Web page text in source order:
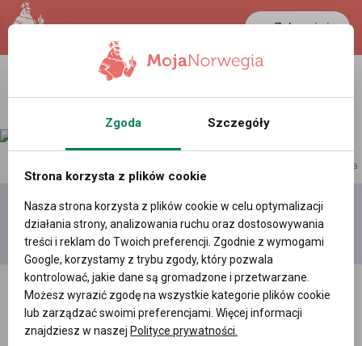
Zaloguj się
reklama
Dodaj
film
Moje
filmy
Wszystkie
Zgoda Szczegóły
Strona korzysta z plików cookie
Nasza strona korzysta z plików cookie w celu optymalizacji
działania strony, analizowania ruchu oraz dostosowywania
treści i reklam do Twoich preferencji. Zgodnie z wymogami
Google, korzystamy z trybu zgody, który pozwala
kontrolować, jakie dane są gromadzone i przetwarzane.
Możesz wyrazić zgodę na wszystkie kategorie plików cookie
lub zarządzać swoimi preferencjami. Więcej informacji
znajdziesz w naszej Polityce prywatności.